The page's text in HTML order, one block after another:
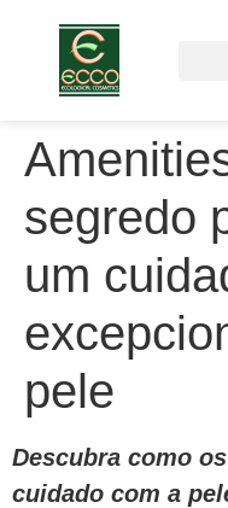
segredo
um
pele
Descubra como
cuidado com a